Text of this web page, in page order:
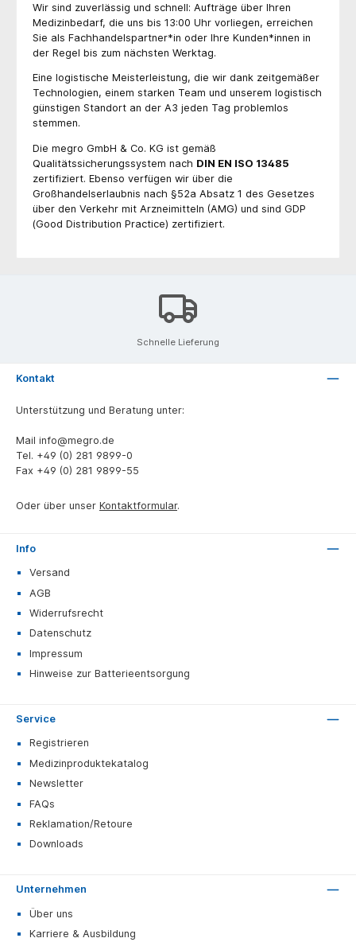
Wir sind zuverlässig und schnell: Aufträge über Ihren
Medizinbedarf, die uns bis 13:00 Uhr vorliegen, erreichen
Sie als Fachhandelspartner*in oder Ihre Kunden*innen in
der Regel bis zum nächsten Werktag.
Eine logistische Meisterleistung, die wir dank zeitgemäßer
Technologien, einem starken Team und unserem logistisch
günstigen Standort an der A3 jeden Tag problemlos
stemmen.
Die megro GmbH & Co. KG ist gemäß
Qualitätssicherungssystem nach DIN EN ISO 13485
zertifiziert. Ebenso verfügen wir über die
Großhandelserlaubnis nach §52a Absatz 1 des Gesetzes
über den Verkehr mit Arzneimitteln (AMG) und sind GDP
(Good Distribution Practice) zertifiziert.
Schnelle Lieferung
Kontakt
Unterstützung und Beratung unter:
Mail info@megro.de
Tel. +49 (0) 281 9899-0
Fax +49 (0) 281 9899-55
Oder über unser Kontaktformular.
Info
Versand
AGB
Widerrufsrecht
Datenschutz
Impressum
Hinweise zur Batterieentsorgung
Service
Registrieren
Medizinproduktekatalog
Newsletter
FAQs
Reklamation/Retoure
Downloads
Unternehmen
Über uns
Karriere & Ausbildung